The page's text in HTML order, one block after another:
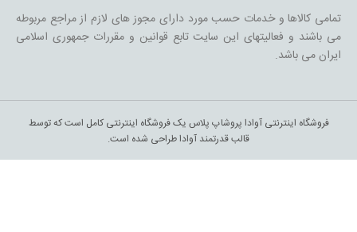
تمامی کالاها و خدمات حسب مورد دارای مجوز های لازم از مراجع مربوطه
می باشند و فعالیتهای این سایت تابع قوانین و مقررات جمهوری اسلامی
ایران می باشد.
فروشگاه اینترنتی آوادا پروشاپ پلاس یک فروشگاه اینترنتی کامل است که توسط
قالب قدرتمند آوادا طراحی شده است.